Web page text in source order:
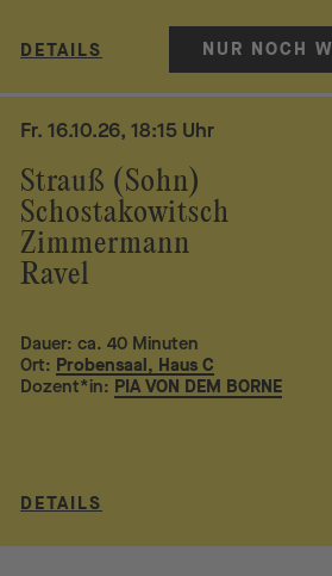
DETAILS NUR NOCH
Strauß (Sohn)
Schostakowitsch
Zimmermann
Ravel
Fr. 16.10.26, 18:15 Uhr
Dauer: ca. 40 Minuten
Ort: Probensaal, Haus C
Dozent*in: PIA VON DEM BORNE
DETAILS